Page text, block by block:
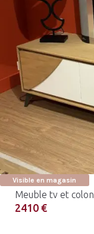
Visible en magasin
Meuble tv et
2410 €